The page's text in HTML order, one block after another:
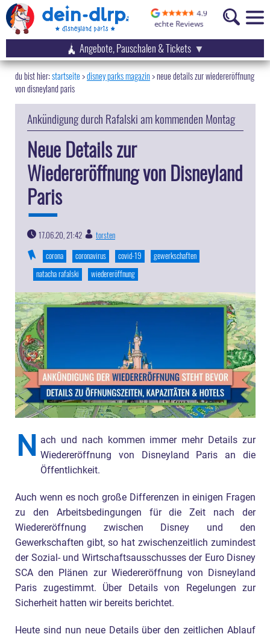
Angebote, Pauschalen & Tickets
startseite disney parks magazin>neue details zur wiedereröffnung
von disneyland paris
Ankündigung durch Rafalski am kommenden Montag
Neue Details zur
Wiedereröffnung von Disneyland
Paris
17.06.20, 21:42
torsten
corona
coronavirus covid-19
gewerkschaften
natacha rafalski
wiedereröffnung
N ach und nach kommen immer mehr Details zur
Wiedereröffnung von Disneyland Paris an die
Öffentlichkeit.
Auch wenn es noch große Differenzen in einigen Fragen
zu den Arbeitsbedingungen für die Zeit nach der
Wiedereröffnung zwischen Disney und den
Gewerkschaften gibt, so hat zwischenzeitlich zumindest
der Sozial- und Wirtschaftsausschusses der Euro Disney
SCA den Plänen zur Wiedereröffnung von Disneyland
Paris zugestimmt. Über Details von Regelungen zur
Sicherheit hatten wir bereits berichtet.
Heute sind nun neue Details über den zeitlichen Ablauf